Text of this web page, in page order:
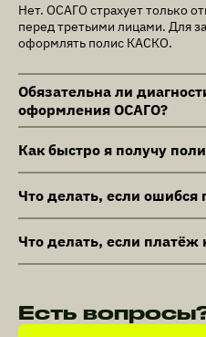
Нет. ОСАГО страхует только
перед третьими лицами. Для
оформлять полис КАСКО.
Обязательна ли
оформления ОСАГО?
Как быстро я получу
Что делать, если
Что делать, если платёж
Есть